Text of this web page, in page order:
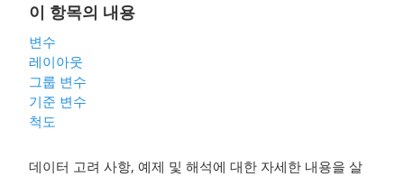
이 항목의 내용
변수
레이아웃
그룹 변수
기준 변수
척도
데이터 고려 사항, 예제 및 해석에 대한 자세한 내용을 살